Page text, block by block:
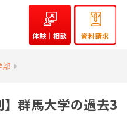
体験｜相談 資料請求
部
】群馬大学の過去3